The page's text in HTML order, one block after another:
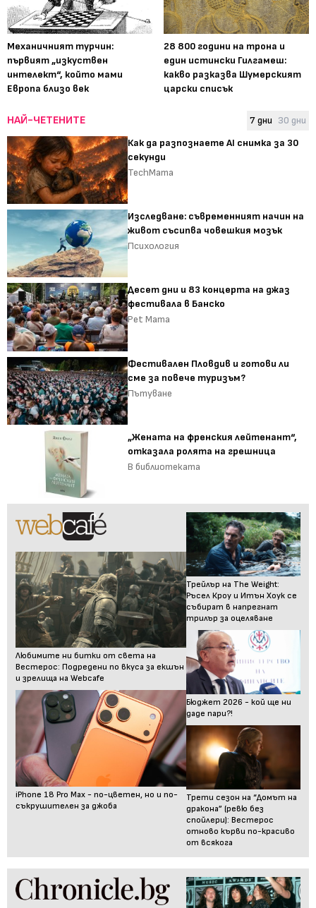
Механичният турчин:
първият „изкуствен
интелект“, който мами
Европа близо век
28 800 години на трона и
един истински Гилгамеш:
какво разказва Шумерският
царски списък
НАЙ-ЧЕТЕНИТЕ 7 дни 30 дни
Как да разпознаете AI снимка за 30
секунди
TechMama
Изследване: съвременният начин на
живот съсипва човешкия мозък
Психология
Десет дни и 83 концерта на джаз
фестивала в Банско
Pet Mama
Фестивален Пловдив и готови ли
сме за повече туризъм?
Пътуване
„Жената на френския лейтенант“,
отказала ролята на грешница
В библиотеката
Любимите ни битки от света на
Вестерос: Подредени по вкуса за екшън
и зрелища на Webcafe
iPhone 18 Pro Max - по-цветен, но и по-
съкрушителен за джоба
Трейлър на The Weight:
Ръсел Кроу и Итън Хоук се
събират в напрегнат
трилър за оцеляване
Бюджет 2026 - кой ще ни
даде пари?!
Трети сезон на “Домът на
дракона” (ревю без
спойлери): Вестерос
отново кърви по-красиво
от всякога